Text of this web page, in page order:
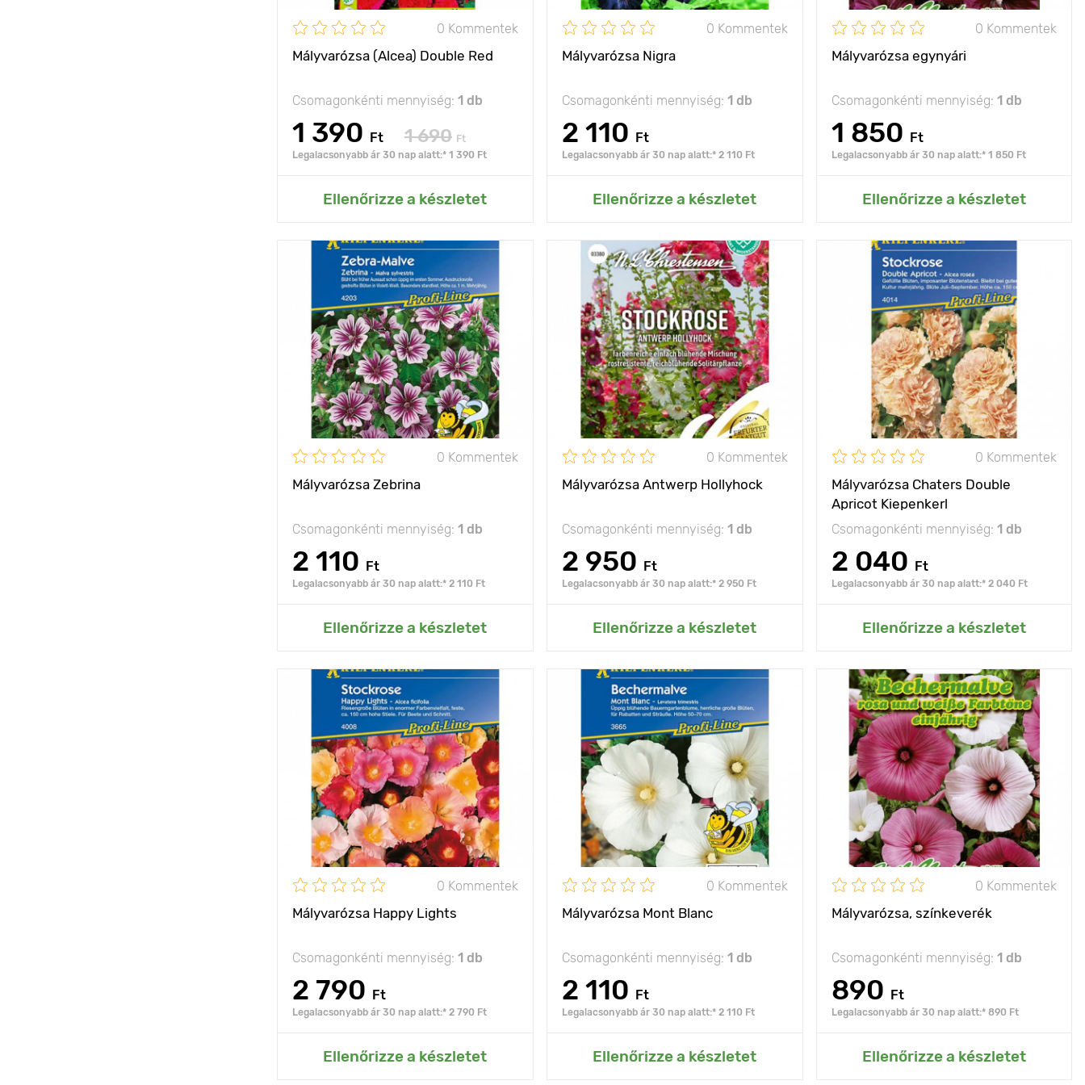
0 Kommentek
Mályvarózsa (Alcea) Double Red
Csomagonkénti mennyiség: 1 db
1 390 Ft 1 690 Ft
Legalacsonyabb ár 30 nap alatt:* 1 390 Ft
Ellenőrizze a készletet
Fagyállóság - 40°С
Hozzáadás az Én kertemhez
0 Kommentek
Mályvarózsa Nigra
Csomagonkénti mennyiség: 1 db
2 110 Ft
Legalacsonyabb ár 30 nap alatt:* 2 110 Ft
Ellenőrizze a készletet
Hozzáadás az Én kertemhez
0 Kommentek
Mályvarózsa egynyári
Csomagonkénti mennyiség: 1 db
1 850 Ft
Legalacsonyabb ár 30 nap alatt:* 1 850 Ft
Ellenőrizze a készletet
Hozzáadás az Én kertemhez
0 Kommentek
Mályvarózsa Zebrina
Csomagonkénti mennyiség: 1 db
2 110 Ft
Legalacsonyabb ár 30 nap alatt:* 2 110 Ft
Ellenőrizze a készletet
Jellemzők
csíkok díszítik
Kifejlett kori
magasság
90 - 100 cm
Ültetési távolság 30 х 20 cm
Fényigény nap
Hozzáadás az Én kertemhez
0 Kommentek
Mályvarózsa Antwerp Hollyhock
Csomagonkénti mennyiség: 1 db
2 950 Ft
Legalacsonyabb ár 30 nap alatt:* 2 950 Ft
Ellenőrizze a készletet
Jellemzők
virágzásával sok
éven át
gyönyörködtet
Kifejlett kori
magasság
160 - 180 cm
Ültetési távolság 40 х 50 cm
Fényigény nap
Hozzáadás az Én kertemhez
0 Kommentek
Mályvarózsa Chaters Double
Apricot Kiepenkerl
Csomagonkénti mennyiség: 1 db
2 040 Ft
Legalacsonyabb ár 30 nap alatt:* 2 040 Ft
Ellenőrizze a készletet
Jellemzők
csomag körülbelül 30
növény számára
,évelő növény
Kifejlett kori
magasság
1.2 - 1.5 m
Ültetési távolság 25 x 30 cm
Fényigény napos, félárnyékos
Hozzáadás az Én kertemhez
0 Kommentek
Mályvarózsa Happy Lights
Csomagonkénti mennyiség: 1 db
2 790 Ft
Legalacsonyabb ár 30 nap alatt:* 2 790 Ft
Ellenőrizze a készletet
Jellemzők
remekmű!
Kifejlett kori
magasság
100 - 150 cm
Ültetési távolság 40 х 30 cm
Fényigény nap
Hozzáadás az Én kertemhez
0 Kommentek
Mályvarózsa Mont Blanc
Csomagonkénti mennyiség: 1 db
2 110 Ft
Legalacsonyabb ár 30 nap alatt:* 2 110 Ft
Ellenőrizze a készletet
Jellemzők
színes és gyönyörű
virágok
Kifejlett kori
magasság
30 - 50 cm
Ültetési távolság 35 х 35 cm
Fényigény nap
Hozzáadás az Én kertemhez
0 Kommentek
Mályvarózsa, színkeverék
Csomagonkénti mennyiség: 1 db
890 Ft
Legalacsonyabb ár 30 nap alatt:* 890 Ft
Ellenőrizze a készletet
Jellemzők
egész nyáron és ősz
közepéig díszíti a
kertet
Kifejlett kori
magasság
40 - 50 cm
Ültetési távolság 30 х 40 cm
Fényigény nap
Hozzáadás az Én kertemhez